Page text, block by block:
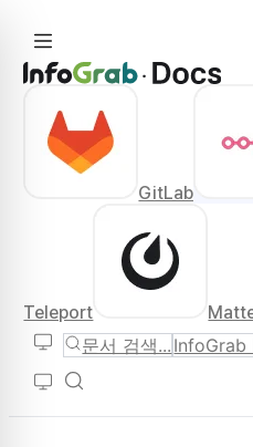
GitLab
Teleport
문서 검색... InfoGrab